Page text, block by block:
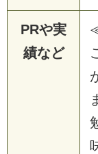
PRや実
績など